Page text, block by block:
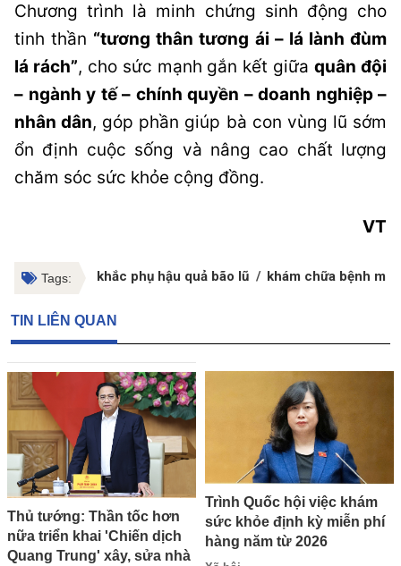
Chương trình là minh chứng sinh động cho
tinh thần “tương thân tương ái – lá lành đùm
lá rách”, cho sức mạnh gắn kết giữaquân đội
– ngành y tế – chính quyền – doanh nghiệp –
nhân dân, góp phần giúp bà con vùng lũ sớm
ổn định cuộc sống và nâng cao chất lượng
chăm sóc sức khỏe cộng đồng.
VT
Tags: khắc phụ hậu quả bão lũ khám chữa bệnh
TIN LIÊN QUAN
Thủ tướng: Thần tốc hơn
nữa triển khai 'Chiến dịch
Quang Trung' xây, sửa nhà
Trình Quốc hội việc khám
sức khỏe định kỳ miễn phí
hàng năm từ 2026